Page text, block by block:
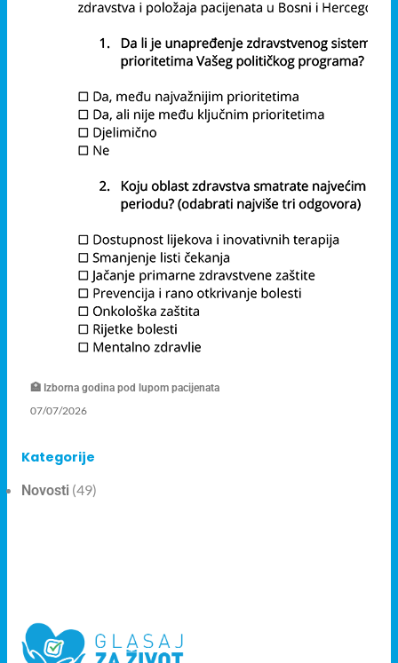
🏥 Izborna godina pod lupom pacijenata
07/07/2026
Kategorije
Novosti (49)